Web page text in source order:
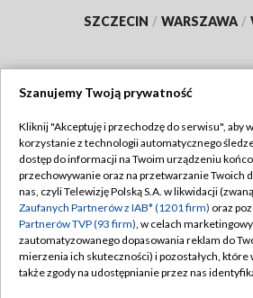
SZCZECIN / WARSZAWA /
TVP
Abonament TVP
Emisja w TVP
Centrum informacji TVP
Naziemna Telewizja Cyfrowa
Regulamin
Polityka
Moje zgody
Pomoc
Szanujemy Twoją prywatność
Kliknij "Akceptuję i przechodzę do serwisu", aby
korzystanie z technologii automatycznego
dostęp do informacji na Twoim urządzeniu
przechowywanie oraz na przetwarzanie Twoich
nas, czyli Telewizję Polską S.A. w likwidacji
Zaufanych Partnerów z IAB* (1201 firm) oraz
Partnerów TVP (93 firm), w celach
zautomatyzowanego dopasowania reklam do
mierzenia ich skuteczności) i pozostałych, które
także zgody na udostępnianie przez nas